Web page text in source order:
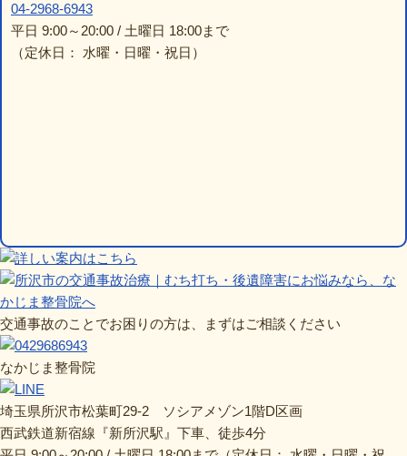
04-2968-6943
平日 9:00～20:00 / 土曜日 18:00まで
（定休日： 水曜・日曜・祝日）
交通事故のことでお困りの方は、まずはご相談ください
なかじま整骨院
埼玉県所沢市松葉町29-2 ソシアメゾン1階D区画
西武鉄道新宿線『新所沢駅』下車、徒歩4分